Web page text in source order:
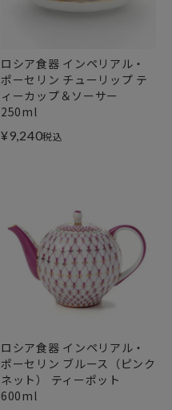
ロシア食器 インペリアル・
ポーセリン チューリップ テ
ィーカップ＆ソーサー
250ml
¥9,240税込
ロシア食器 インペリアル・
ポーセリン ブルース（ピンク
ネット） ティーポット
600ml